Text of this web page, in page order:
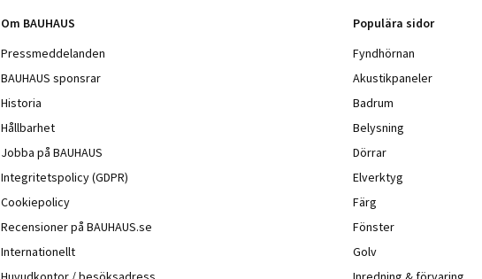
Om BAUHAUS
Pressmeddelanden
BAUHAUS sponsrar
Historia
Hållbarhet
Jobba på BAUHAUS
Integritetspolicy (GDPR)
Cookiepolicy
Recensioner på BAUHAUS.se
Internationellt
Populära sidor
Fyndhörnan
Akustikpaneler
Badrum
Belysning
Dörrar
Elverktyg
Färg
Fönster
Golv